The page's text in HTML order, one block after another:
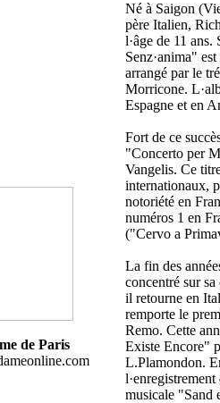
de Paris
Né à Saigon
père Italien,
l·âge de 11
Senz·anima"
arrangé par le
Morricone.
Espagne et en
Fort de ce
"Concerto per
Vangelis. Ce
internationaux,
notoriété en
numéros 1 en
("Cervo a
La fin des
concentré sur
il retourne en
remporte le
Remo. Cette
Existe Encore"
L.Plamondon.
musicale "Sand